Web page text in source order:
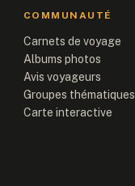
COMMUNAUTÉ
Carnets de voyage
Albums photos
Avis voyageurs
Groupes thématiques
Carte interactive